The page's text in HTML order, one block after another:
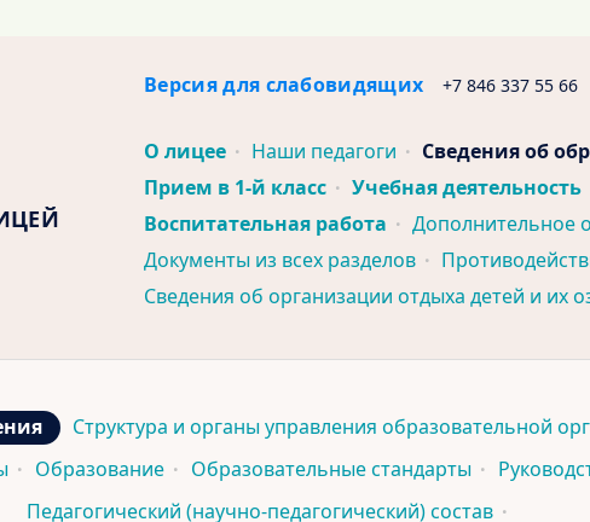
Версия для слабовидящих +7 846 337 55 66
О лицее Наши педагоги
Сведения об
Прием в 1-й класс
Учебная деятельность
Воспитательная работа
Дополнительное
Документы из всех разделов
Сведения об организации отдыха детей и их
Структура и органы управления образовательной
Образование Образовательные стандарты
Педагогический (научно-педагогический) состав